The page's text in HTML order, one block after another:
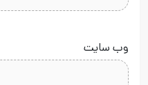
وب‌ سایت